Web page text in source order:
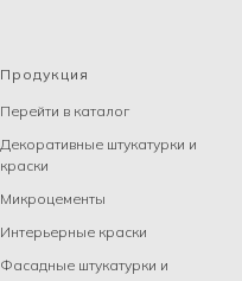
Продукция
Перейти в каталог
Декоративные штукатурки и
краски
Микроцементы
Интерьерные краски
Фасадные штукатурки и